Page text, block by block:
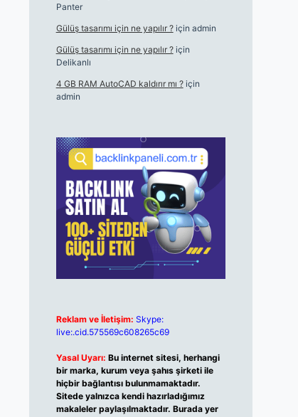
Panter
Gülüş tasarımı için ne yapılır ?için admin
Gülüş tasarımı için ne yapılır ?için
Delikanlı
4 GB RAM AutoCAD kaldırır mı ?için
admin
Reklam ve İletişim: Skype:
live:.cid.575569c608265c69
Yasal Uyarı: Bu internet sitesi, herhangi
bir marka, kurum veya şahıs şirketi ile
hiçbir bağlantısı bulunmamaktadır.
Sitede yalnızca kendi hazırladığımız
makaleler paylaşılmaktadır. Burada yer